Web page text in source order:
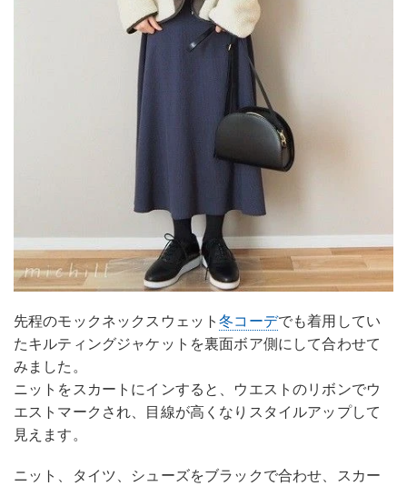
先程のモックネックスウェット冬コーデでも着用してい
たキルティングジャケットを裏面ボア側にして合わせて
みました。
ニットをスカートにインすると、ウエストのリボンでウ
エストマークされ、目線が高くなりスタイルアップして
見えます。
ニット、タイツ、シューズをブラックで合わせ、スカー